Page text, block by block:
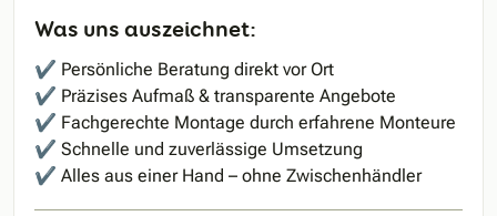
Was uns auszeichnet:
✔ Persönliche Beratung direkt vor Ort
✔ Präzises Aufmaß & transparente Angebote
✔ Fachgerechte Montage durch erfahrene Monteure
✔ Schnelle und zuverlässige Umsetzung
✔ Alles aus einer Hand – ohne Zwischenhändler